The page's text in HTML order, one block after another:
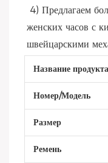
женских часов с
швейцарскими
Название продукта
Номер/Модель
Размер
Ремень